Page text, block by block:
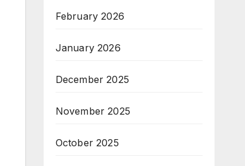
February 2026
January 2026
December 2025
November 2025
October 2025